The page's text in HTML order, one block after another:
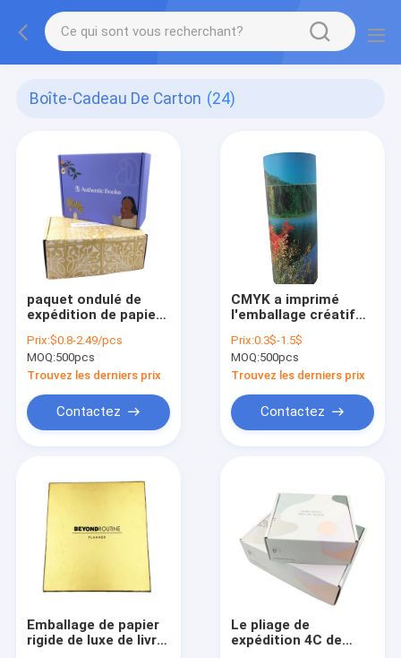
Boîte-Cadeau De Carton (24)
paquet ondulé de
expédition de papier
d'habillement des
boîte-cadeau 350g
CMYK de carton de
4C 1C
Prix:$0.8-2.49/pcs
MOQ:500pcs
Trouvez les derniers prix
Contactez
CMYK a imprimé
l'emballage créatif
d'emballage de rond
de C2S C1S pour la
nourriture
Prix:0.3$-1.5$
MOQ:500pcs
Trouvez les derniers prix
Contactez
Emballage de papier
rigide de luxe de livre
Le pliage de
expédition 4C de